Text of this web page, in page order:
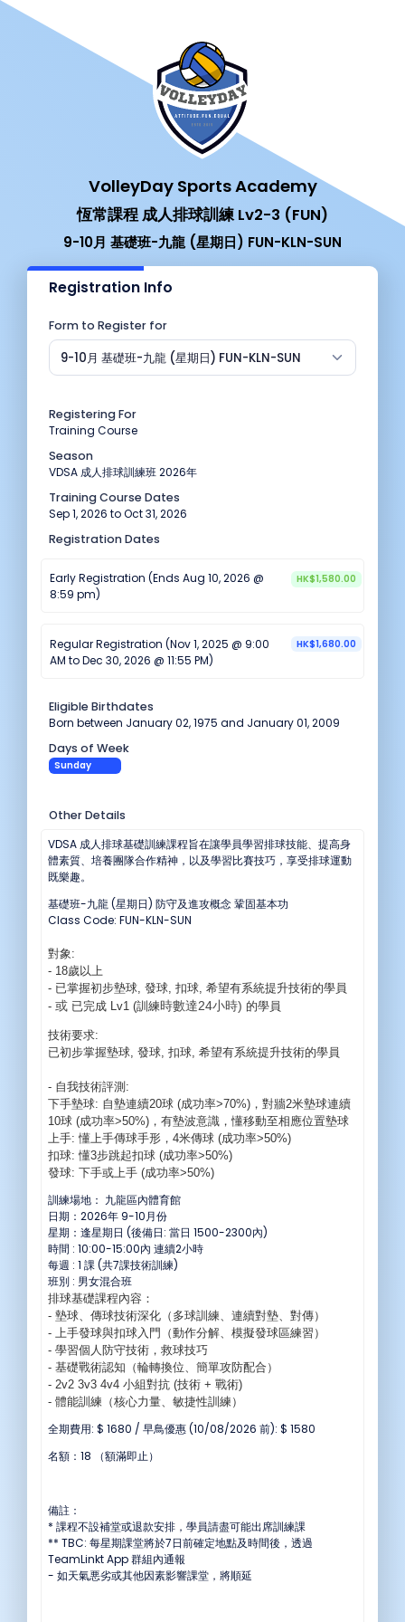
VolleyDay Sports Academy
恆常課程 成人排球訓練 Lv2-3 (FUN)
9-10月 基礎班-九龍 (星期日) FUN-KLN-SUN
Registration Info
Form to Register for
9-10月 基礎班-九龍 (星期日) FUN-KLN-SUN
Registering For
Training Course
Season
VDSA 成人排球訓練班 2026年
Training Course Dates
Sep 1, 2026 to Oct 31, 2026
Registration Dates
Early Registration (Ends Aug 10, 2026 @
8:59 pm)
HK$1,580.00
Regular Registration (Nov 1, 2025 @ 9:00
AM to Dec 30, 2026 @ 11:55 PM)
HK$1,680.00
Eligible Birthdates
Born between January 02, 1975 and January 01, 2009
Days of Week
Sunday
Other Details
VDSA 成人排球基礎訓練課程旨在讓學員學習排球技能、提高身
體素質、培養團隊合作精神，以及學習比賽技巧，享受排球運動
既樂趣。
基礎班-九龍 (星期日) 防守及進攻概念 鞏固基本功
Class Code: FUN-KLN-SUN
對象:
- 18歲以上
- 已掌握初步墊球, 發球, 扣球, 希望有系統提升技術的學員
- 或 已完成 Lv1 (訓練時數達24小時) 的學員
技術要求:
已初步掌握墊球, 發球, 扣球, 希望有系統提升技術的學員
- 自我技術評測:
下手墊球: 自墊連續20球 (成功率>70%)，對牆2米墊球連續
10球 (成功率>50%)，有墊波意識，懂移動至相應位置墊球
上手: 懂上手傳球手形，4米傳球 (成功率>50%)
​扣球: 懂3步跳起扣球 (成功率>50%)
發球: 下手或上手 (成功率>50%)
訓練場地： 九龍區內體育館
日期：2026年 9-10月份
星期：逢星期日 (後備日: 當日 1500-2300內)
時間 : 10:00-15:00內 連續2小時
每週 : 1 課 (共7課技術訓練)
班別 : 男女混合班
排球基礎課程內容：
- 墊球、傳球技術深化（多球訓練、連續對墊、對傳）
- 上手發球與扣球入門（動作分解、模擬發球區練習）
- 學習個人防守技術，救球技巧
- 基礎戰術認知（輪轉換位、簡單攻防配合）
- 2v2 3v3 4v4 小組對抗 (技術 + 戰術)
- 體能訓練（核心力量、敏捷性訓練）
全期費用: $ 1680 / 早鳥優惠 (10/08/2026 前): $ 1580
名額：18 （額滿即止）
備註：
* 課程不設補堂或退款安排，學員請盡可能出席訓練課
** TBC: 每星期課堂將於7日前確定地點及時間後，透過
TeamLinkt App 群組內通報
- 如天氣悪劣或其他因素影響課堂，將順延